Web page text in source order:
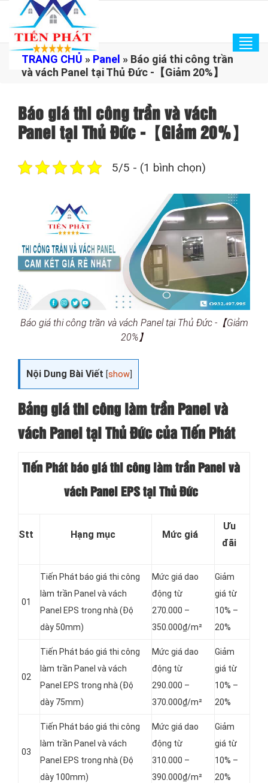
TRANG CHỦ » Panel » Báo giá thi công trần
và vách Panel tại Thủ Đức -【Giảm 20%】
Báo giá thi công trần và vách
Panel tại Thủ Đức -【Giảm 20%】
5/5 - (1 bình chọn)
Báo giá thi công trần và vách Panel tại Thủ Đức -【Giảm
20%】
Nội Dung Bài Viết [show
Bảng giá thi công làm trần Panel và
vách Panel tại Thủ Đức của Tiến Phát
Tiến Phát báo giá thi công làm trần Panel và
vách Panel EPS tại Thủ Đức
Stt Hạng mục Mức giá
Ưu
đãi
01
Tiến Phát báo giá thi công
làm trần Panel và vách
Panel EPS trong nhà (Độ
dày 50mm)
Mức giá dao
động từ
270.000 –
350.000₫/m²
Giảm
giá từ
10% –
20%
02
Tiến Phát báo giá thi công
làm trần Panel và vách
Panel EPS trong nhà (Độ
dày 75mm)
Mức giá dao
động từ
290.000 –
370.000₫/m²
Giảm
giá từ
10% –
20%
03
Tiến Phát báo giá thi công
làm trần Panel và vách
Panel EPS trong nhà (Độ
dày 100mm)
Mức giá dao
động từ
310.000 –
390.000₫/m²
Giảm
giá từ
10% –
20%